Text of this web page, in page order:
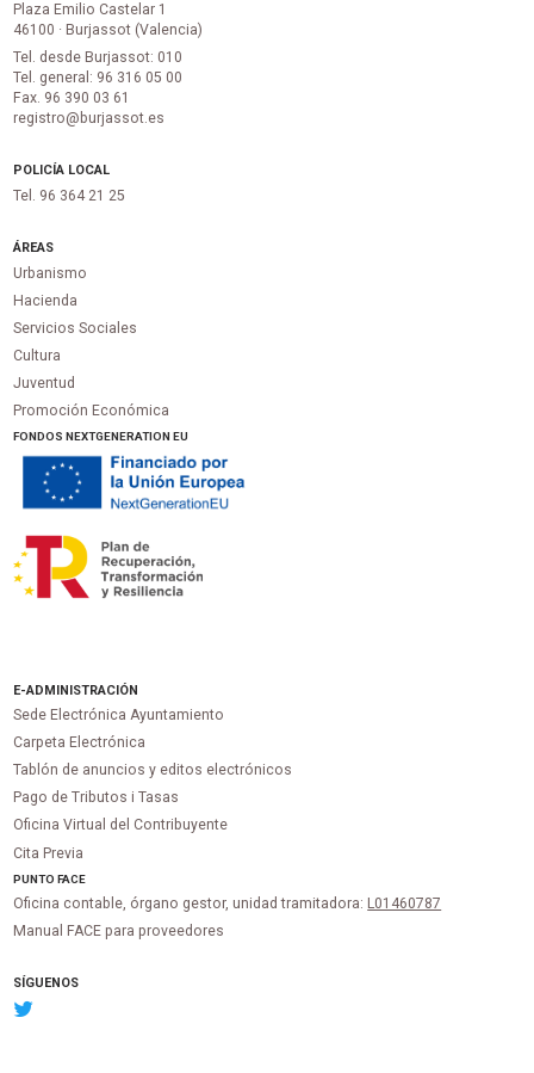
Plaza Emilio Castelar 1
46100 · Burjassot (Valencia)
Tel. desde Burjassot: 010
Tel. general: 96 316 05 00
Fax. 96 390 03 61
registro@burjassot.es
POLICÍA LOCAL
Tel. 96 364 21 25
ÁREAS
Urbanismo
Hacienda
Servicios Sociales
Cultura
Juventud
Promoción Económica
FONDOS NEXTGENERATION EU
E-ADMINISTRACIÓN
Sede Electrónica Ayuntamiento
Carpeta Electrónica
Tablón de anuncios y editos electrónicos
Pago de Tributos i Tasas
Oficina Virtual del Contribuyente
Cita Previa
PUNTOFACE
Oficina contable, órgano gestor, unidad tramitadora: L01460787
Manual FACE para proveedores
SÍGUENOS